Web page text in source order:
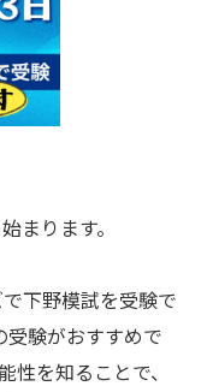
まります。
下野模試を受験で
受験がおすすめで
性を知ることで、